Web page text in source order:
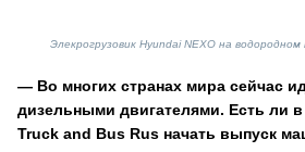
Элекрогрузовик Hyundai NEXO на водородном
— Во многих странах мира сейчас
дизельными двигателями. Есть ли
Truck and Bus Rus начать выпуск